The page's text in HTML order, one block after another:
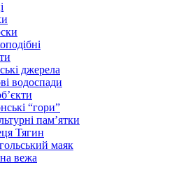
джерела
водоспади
“гори”
пам’ятки
Тягин
маяк
вежа